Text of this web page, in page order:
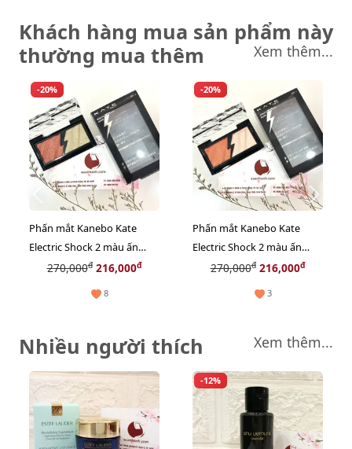
Khách hàng mua sản phẩm này
thường mua thêm
Xem thêm...
-20%
Phấn mắt Kanebo Kate
Electric Shock 2 màu ấn
tượng #OR2 - cam nâu đất
270,000đ216,000đ
8
-20%
Phấn mắt Kanebo Kate
Electric Shock 2 màu ấn
tượng #OR1 - hồng nude
270,000đ216,000đ
3
Nhiều người thích Xem thêm...
-12%